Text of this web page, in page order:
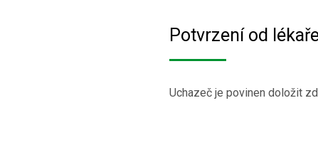
Potvrzení od
Uchazeč je povinen doložit